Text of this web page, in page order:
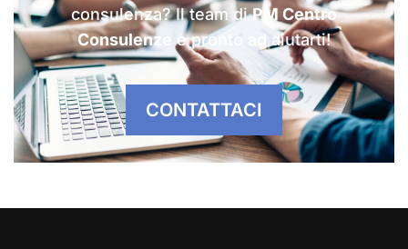
consulenza? Il team diPM Centro
Consulenze
è pronto ad aiutarti!
CONTATTACI